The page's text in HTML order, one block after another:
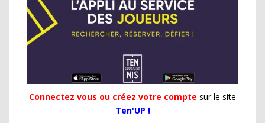
Connectez vous ou créez votre compte sur le site
Ten'UP !